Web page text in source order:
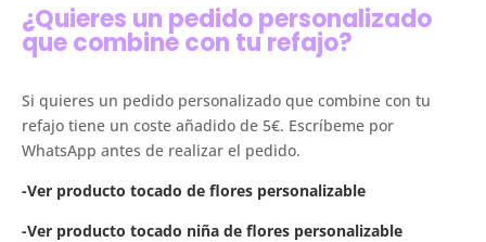
¿Quieres un pedido personalizado
que combine con tu refajo?
Si quieres un pedido personalizado que combine con tu
refajo tiene un coste añadido de 5€. Escríbeme por
WhatsApp antes de realizar el pedido.
-Ver producto tocado de flores personalizable
-Ver producto tocado niña de flores personalizable